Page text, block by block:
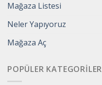
Mağaza Listesi
Neler Yapıyoruz
Mağaza Aç
POPÜLER KATEGORILER